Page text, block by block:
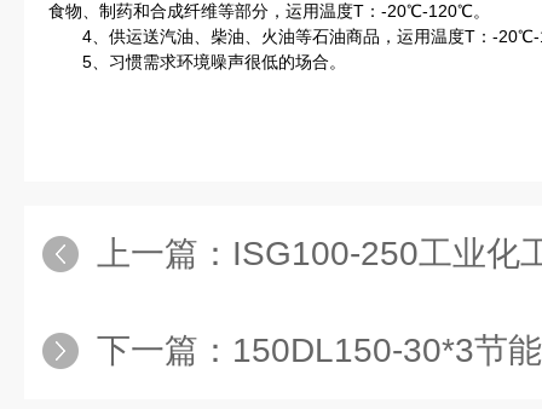
食物、制药和合成纤维等部分，运用温度T：-20℃-120℃。
4、供运送汽油、柴油、火油等石油商品，运用温度T：-
5、习惯需求环境噪声很低的场合。
上一篇： ISG100-250工业化
下一篇： 150DL150-30*3节